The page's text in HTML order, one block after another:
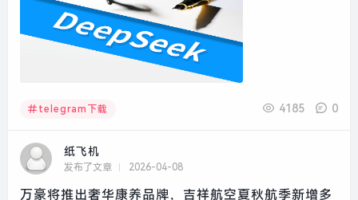
telegram下载 4185 0
纸飞机
发布了文章 2026-04-08
万豪将推出奢华康养品牌，吉祥航空夏秋航季新增多